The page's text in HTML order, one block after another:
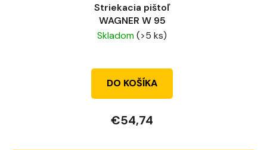
Striekacia pištoľ
WAGNER W 95
Skladom(>5 ks)
DO KOŠÍKA
€54,74